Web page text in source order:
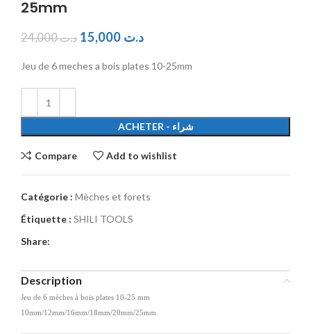
25mm
د.ت24,000 د.ت
Jeu de 6 meches a bois plates 10-25mm
ACHETER - شراء
Compare Add to wishlist
Catégorie : Mèches et forets
Étiquette : SHILI TOOLS
Share:
Description
Jeu de 6 mèches à bois plates 10-25 mm
10mm/12mm/16mm/18mm/20mm/25mm